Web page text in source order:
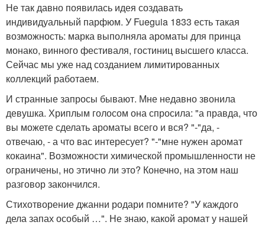
Не так давно появилась идея создавать
индивидуальный парфюм. У Fueguia 1833 есть такая
возможность: марка выполняла ароматы для принца
монако, винного фестиваля, гостиниц высшего класса.
Сейчас мы уже над созданием лимитированных
коллекций работаем.
И странные запросы бывают. Мне недавно звонила
девушка. Хриплым голосом она спросила: "а правда, что
вы можете сделать ароматы всего и вся? "-"да, -
отвечаю, - а что вас интересует? "-"мне нужен аромат
кокаина". Возможности химической промышленности не
ограничены, но этично ли это? Конечно, на этом наш
разговор закончился.
Стихотворение джанни родари помните? "У каждого
дела запах особый …". Не знаю, какой аромат у нашей